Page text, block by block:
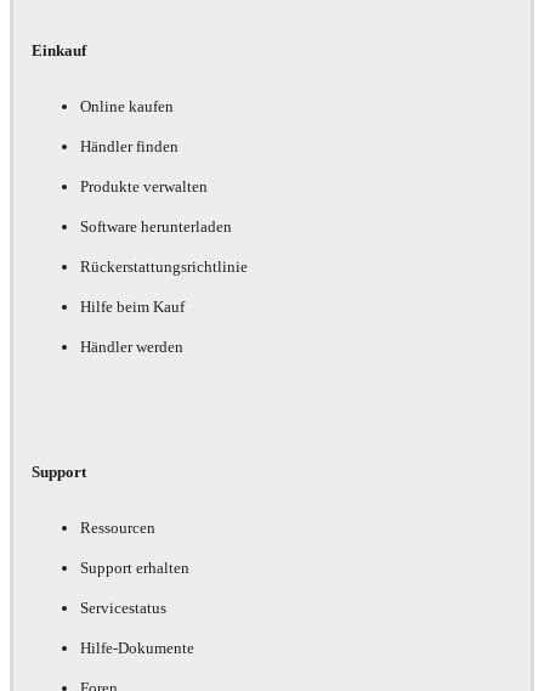
Einkauf
Online kaufen
Händler finden
Produkte verwalten
Software herunterladen
Rückerstattungsrichtlinie
Hilfe beim Kauf
Händler werden
Support
Ressourcen
Support erhalten
Servicestatus
Hilfe-Dokumente